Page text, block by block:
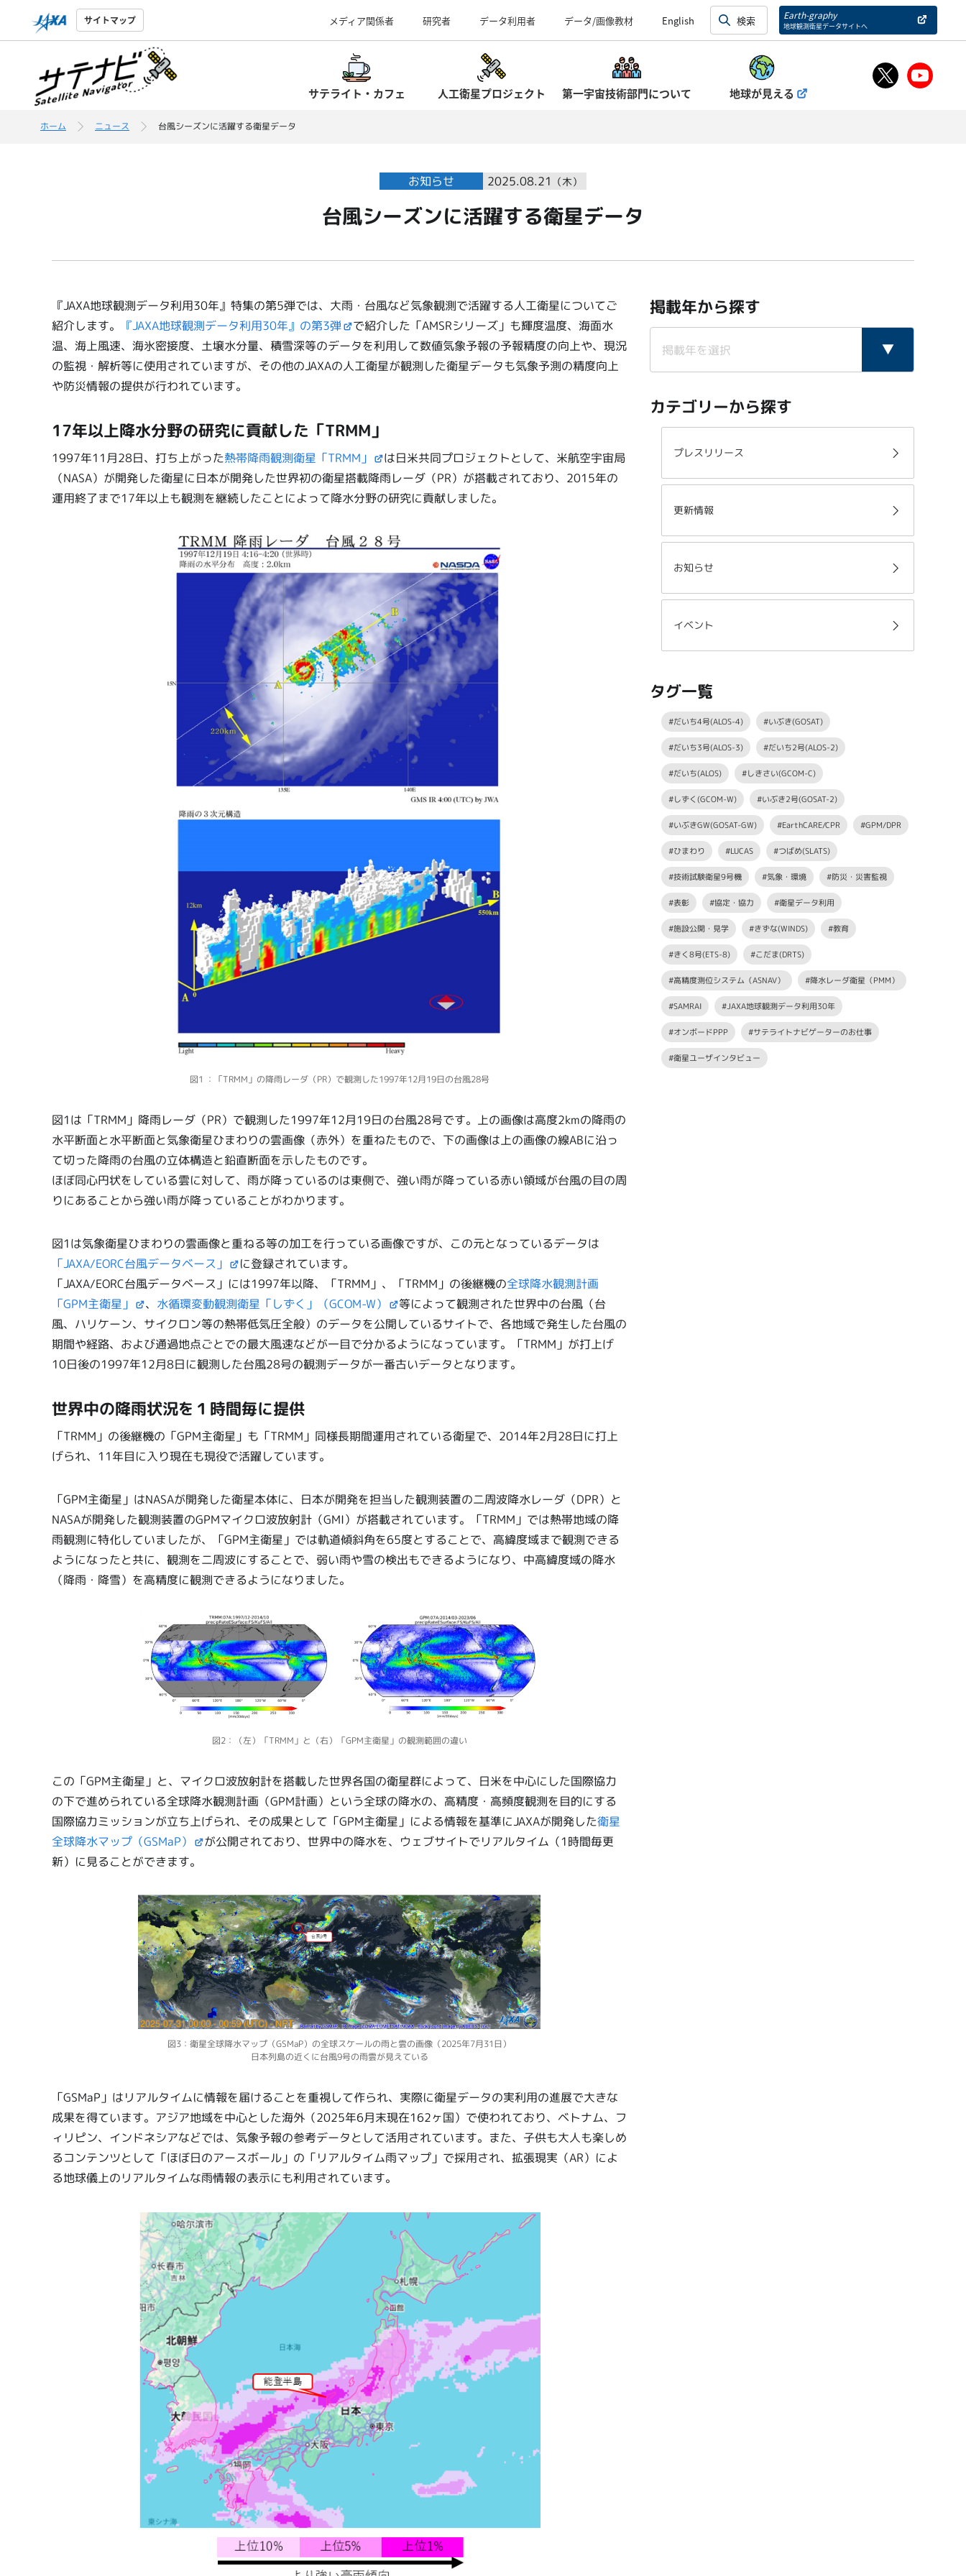
サイトマップ メディア関係者 研究者 データ利用者 データ/画像教材 English Earth-graphy
地球観測衛星データサイトへ
サテライト・カフェ 人工衛星プロジェクト 第一宇宙技術部門について 地球が見える
ホーム ニュース 台風シーズンに活躍する衛星データ
お知らせ 2025.08.21 （木）
台風シーズンに活躍する衛星データ
『JAXA地球観測データ利用30年』特集の第5弾では、大雨・台風など気象観測で活躍する人工衛星についてご
紹介します。
『JAXA地球観測データ利用30年』の第3弾
で紹介した「AMSRシリーズ」も輝度温度、海面水
温、海上風速、海氷密接度、土壌水分量、積雪深等のデータを利用して数値気象予報の予報精度の向上や、現況
の監視・解析等に使用されていますが、その他のJAXAの人工衛星が観測した衛星データも気象予測の精度向上
や防災情報の提供が行われています。
17年以上降水分野の研究に貢献した「TRMM」
1997年11月28日、打ち上がった熱帯降雨観測衛星「TRMM」
は日米共同プロジェクトとして、米航空宇宙局
（NASA）が開発した衛星に日本が開発した世界初の衛星搭載降雨レーダ（PR）が搭載されており、2015年の
運用終了まで17年以上も観測を継続したことによって降水分野の研究に貢献しました。
図1 ：「TRMM」の降雨レーダ（PR）で観測した1997年12月19日の台風28号
図1は「TRMM」降雨レーダ（PR）で観測した1997年12月19日の台風28号です。上の画像は高度2kmの降雨の
水平断面と水平断面と気象衛星ひまわりの雲画像（赤外）を重ねたもので、下の画像は上の画像の線ABに沿っ
て切った降雨の台風の立体構造と鉛直断面を示したものです。
ほぼ同心円状をしている雲に対して、雨が降っているのは東側で、強い雨が降っている赤い領域が台風の目の周
りにあることから強い雨が降っていることがわかります。
図1は気象衛星ひまわりの雲画像と重ねる等の加工を行っている画像ですが、この元となっているデータは
「JAXA/EORC台風データベース」
に登録されています。
「JAXA/EORC台風データベース」には1997年以降、「TRMM」、「TRMM」の後継機の全球降水観測計画
「GPM主衛星」
、 水循環変動観測衛星「しずく」（GCOM-W）
等によって観測された世界中の台風（台
風、ハリケーン、サイクロン等の熱帯低気圧全般）のデータを公開しているサイトで、各地域で発生した台風の
期間や経路、および通過地点ごとでの最大風速などが一目で分かるようになっています。「TRMM」が打上げ
10日後の1997年12月8日に観測した台風28号の観測データが一番古いデータとなります。
世界中の降雨状況を１時間毎に提供
「TRMM」の後継機の「GPM主衛星」も「TRMM」同様長期間運用されている衛星で、2014年2月28日に打上
げられ、11年目に入り現在も現役で活躍しています。
「GPM主衛星」はNASAが開発した衛星本体に、日本が開発を担当した観測装置の二周波降水レーダ（DPR）と
NASAが開発した観測装置のGPMマイクロ波放射計（GMI）が搭載されています。「TRMM」では熱帯地域の降
雨観測に特化していましたが、「GPM主衛星」では軌道傾斜角を65度とすることで、高緯度域まで観測できる
ようになったと共に、観測を二周波にすることで、弱い雨や雪の検出もできるようになり、中高緯度域の降水
（降雨・降雪）を高精度に観測できるようになりました。
図2：（左）「TRMM」と（右）「GPM主衛星」の観測範囲の違い
この「GPM主衛星」と、マイクロ波放射計を搭載した世界各国の衛星群によって、日米を中心にした国際協力
の下で進められている全球降水観測計画（GPM計画）という全球の降水の、高精度・高頻度観測を目的にする
国際協力ミッションが立ち上げられ、その成果として「GPM主衛星」による情報を基準にJAXAが開発した衛星
全球降水マップ（GSMaP）
が公開されており、世界中の降水を、ウェブサイトでリアルタイム（1時間毎更
新）に見ることができます。
図3：衛星全球降水マップ（GSMaP）の全球スケールの雨と雲の画像（2025年7月31日）
日本列島の近くに台風9号の雨雲が見えている
「GSMaP」はリアルタイムに情報を届けることを重視して作られ、実際に衛星データの実利用の進展で大きな
成果を得ています。アジア地域を中心とした海外（2025年6月末現在162ヶ国）で使われており、ベトナム、フ
ィリピン、インドネシアなどでは、気象予報の参考データとして活用されています。また、子供も大人も楽しめ
るコンテンツとして「ほぼ日のアースボール」の「リアルタイム雨マップ」で採用され、拡張現実（AR）によ
る地球儀上のリアルタイムな雨情報の表示にも利用されています。
掲載年から探す
カテゴリーから探す
プレスリリース
更新情報
お知らせ
イベント
タグ一覧
#だいち4号(ALOS-4) #いぶき(GOSAT)
#だいち3号(ALOS-3) #だいち2号(ALOS-2)
#だいち(ALOS) #しきさい(GCOM-C)
#しずく(GCOM-W) #いぶき2号(GOSAT-2)
#いぶきGW(GOSAT-GW) #EarthCARE/CPR #GPM/DPR
#ひまわり #LUCAS #つばめ(SLATS)
#技術試験衛星9号機 #気象・環境 #防災・災害監視
#表彰 #協定・協力 #衛星データ利用
#施設公開・見学 #きずな(WINDS) #教育
#きく8号(ETS-8) #こだま(DRTS)
#高精度測位システム（ASNAV） #降水レーダ衛星（PMM）
#SAMRAI #JAXA地球観測データ利用30年
#オンボードPPP #サテライトナビゲーターのお仕事
#衛星ユーザインタビュー